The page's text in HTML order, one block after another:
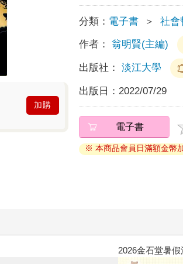
加購
分類： 電子書 ＞ 社會
作者： 翁明賢(主編)
出版社： 淡江大學
出版日： 2022/07/29
電子書
※ 本商品會員日滿額金幣
2026金石堂暑